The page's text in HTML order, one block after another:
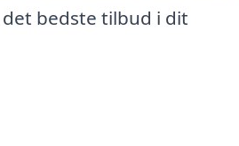
bedste tilbud i dit